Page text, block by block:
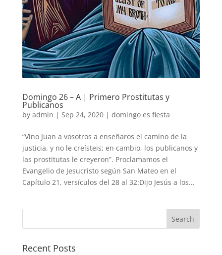
Domingo 26 – A | Primero Prostitutas y
Publicanos
by admin | Sep 24, 2020| domingo es fiesta
“Vino Juan a vosotros a enseñaros el camino de la
justicia, y no le creísteis; en cambio, los publicanos y
las prostitutas le creyeron”. Proclamamos el
Evangelio de Jesucristo según San Mateo en el
Capítulo 21, versículos del 28 al 32:Dijo Jesús a los...
Recent Posts